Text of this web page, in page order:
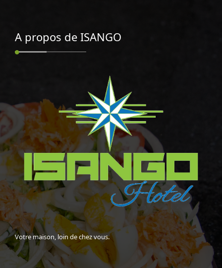
A propos de ISANGO
Votre maison, loin de chez vous.